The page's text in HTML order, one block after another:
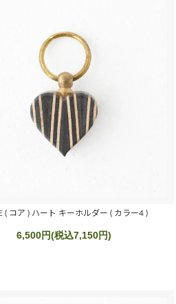
( コア ) ハート キーホルダー ( カラー4 )
6,500円(税込7,150円)